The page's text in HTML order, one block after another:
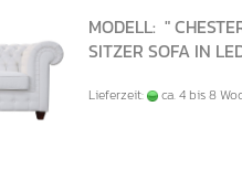
MODELL: "
SITZER SOFA IN
Lieferzeit: ca. 4 bis 8